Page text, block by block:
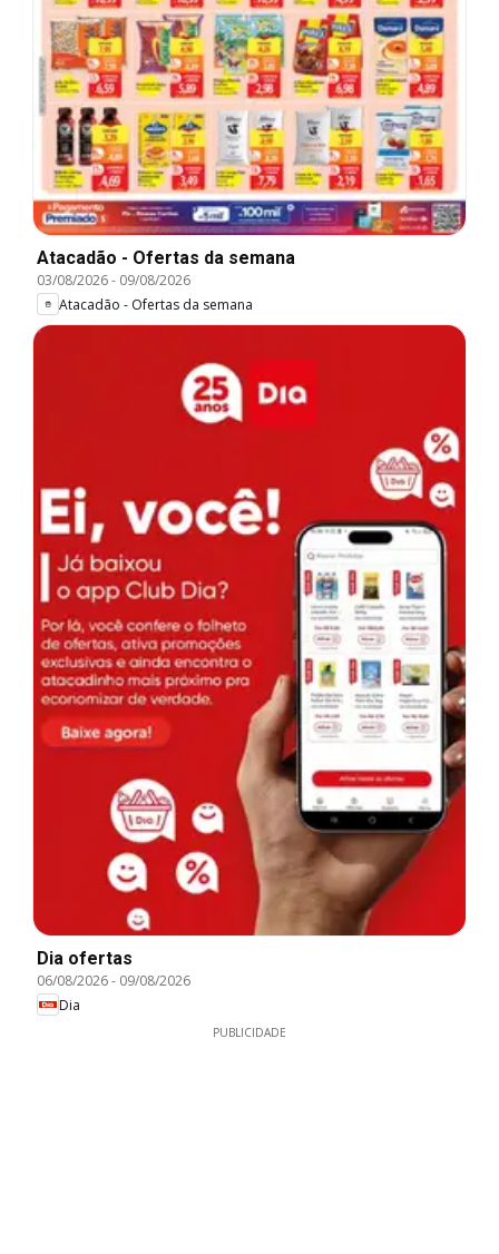
Atacadão - Ofertas da semana
03/08/2026- 09/08/2026
Atacadão - Ofertas da semana
Dia ofertas
06/08/2026- 09/08/2026
Dia
PUBLICIDADE